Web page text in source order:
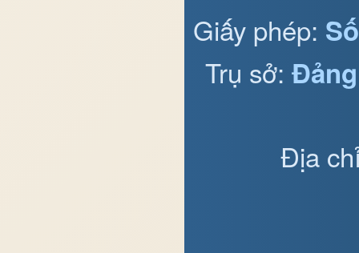
Giấy phép:
Trụ sở:
Địa